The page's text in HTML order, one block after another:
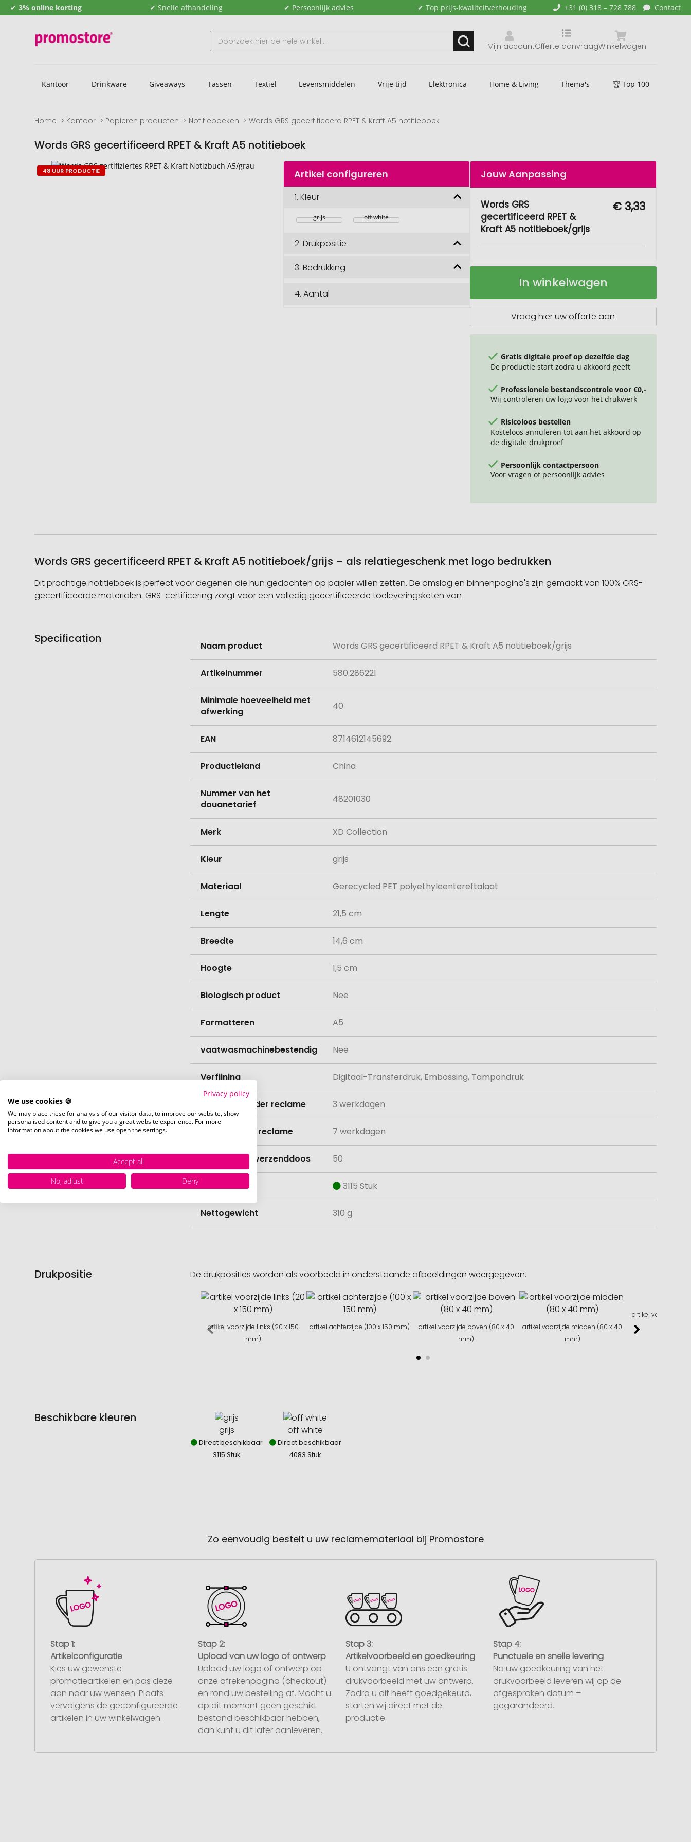
✔ 3% online korting ✔ Snelle afhandeling ✔ Persoonlijk advies ✔ Top prijs-kwaliteitverhouding +31 (0) 318 – 728 788 Contact
Mijn account Winkelwagen
Offerte aanvraag
Kantoor Drinkware Giveaways Tassen Textiel Levensmiddelen Vrije tijd Elektronica Home & Living Thema's 🏆 Top 100
Home Kantoor Papieren producten Notitieboeken Words GRS gecertificeerd RPET & Kraft A5 notitieboek
Words GRS gecertificeerd RPET & Kraft A5 notitieboek
Naar
het
Naar
het
48 UUR PRODUCTIE Artikel configureren
1.Kleur
grijs off white
2.Drukpositie
3.Bedrukking
4.Aantal
Jouw Aanpassing
Words GRS
gecertificeerd RPET &
Kraft A5 notitieboek/grijs
€ 3,33
Words
RPET
Op
In winkelwagen
Vraag hier uw offerte aan
Gratis digitale proef op dezelfde dag
De productie start zodra u akkoord geeft
Professionele bestandscontrole voor €0,-
Wij controleren uw logo voor het drukwerk
Risicoloos bestellen
Kosteloos annuleren tot aan het akkoord op
de digitale drukproef
Persoonlijk contactpersoon
Voor vragen of persoonlijk advies
Words GRS gecertificeerd RPET & Kraft A5 notitieboek/grijs – als relatiegeschenk met logo bedrukken
Dit prachtige notitieboek is perfect voor degenen die hun gedachten op papier willen zetten. De omslag en binnenpagina's zijn gemaakt van 100% GRS-
gecertificeerde materialen. GRS-certificering zorgt voor een volledig gecertificeerde toeleveringsketen van
Specification
informatie
Naam product Words GRS gecertificeerd RPET & Kraft A5 notitieboek/grijs
Artikelnummer 580.286221
Minimale hoeveelheid met
afwerking
40
EAN 8714612145692
Productieland China
Nummer van het
douanetarief
48201030
Merk XD Collection
Kleur grijs
Materiaal Gerecycled PET polyethyleentereftalaat
Lengte 21,5 cm
Breedte 14,6 cm
Hoogte 1,5 cm
Biologisch product Nee
Formatteren A5
vaatwasmachinebestendig Nee
Verfijning Digitaal-Transferdruk, Embossing, Tampondruk
Levertijd zonder reclame 3 werkdagen
Levertijd met reclame 7 werkdagen
Hoeveelheid verzenddoos 50
Voorraad 3115 Stuk
Nettogewicht 310 g
Drukpositie De drukposities worden als voorbeeld in onderstaande afbeeldingen weergegeven.
artikel voorzijde links (20 x 150
mm)
artikel achterzijde (100 x 150 mm)
artikel voorzijde boven (80 x 40
mm)
artikel voorzijde midden (80 x 40
mm)
artikel voorzijde
Beschikbare kleuren
grijs
Direct beschikbaar
3115 Stuk
off white
Direct beschikbaar
4083 Stuk
Zo eenvoudig bestelt u uw reclamemateriaal bij Promostore
Stap 1:
Artikelconfiguratie
Kies uw gewenste
promotieartikelen en pas deze
aan naar uw wensen. Plaats
vervolgens de geconfigureerde
artikelen in uw winkelwagen.
Stap 2:
Upload van uw logo of ontwerp
Upload uw logo of ontwerp op
onze afrekenpagina (checkout)
en rond uw bestelling af. Mocht u
op dit moment geen geschikt
bestand beschikbaar hebben,
dan kunt u dit later aanleveren.
Stap 3:
Artikelvoorbeeld en goedkeuring
U ontvangt van ons een gratis
drukvoorbeeld met uw ontwerp.
Zodra u dit heeft goedgekeurd,
starten wij direct met de
productie.
Stap 4:
Punctuele en snelle levering
Na uw goedkeuring van het
drukvoorbeeld leveren wij op de
afgesproken datum –
gegarandeerd.
Privacy policy
We use cookies 🍪
We may place these for analysis of our visitor data, to improve our website, show
personalised content and to give you a great website experience. For more
information about the cookies we use open the settings.
Accept all
No, adjust
Deny